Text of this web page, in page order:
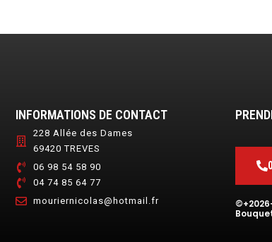
INFORMATIONS DE CONTACT
228 Allée des Dames
69420 TREVES
06 98 54 58 90
04 74 85 64 77
mouriernicolas@hotmail.fr